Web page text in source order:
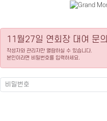
11월27일 연회장 대여 문의
작성자와 관리자만 열람하실 수 있습니다.
본인이라면 비밀번호를 입력하세요.